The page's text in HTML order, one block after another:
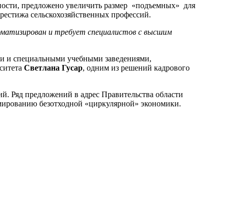
предложено увеличить размер «подъемных» для
сельскохозяйственных профессий.
и требует специалистов с высшим
и специальными учебными заведениями,
Светлана Гусар, одним из решений кадрового
Ряд предложений в адрес Правительства области
безотходной «циркулярной» экономики.